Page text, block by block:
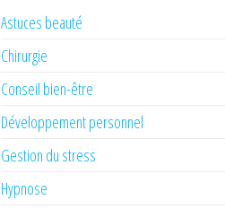
Astuces beauté
Chirurgie
Conseil bien-être
Développement personnel
Gestion du stress
Hypnose